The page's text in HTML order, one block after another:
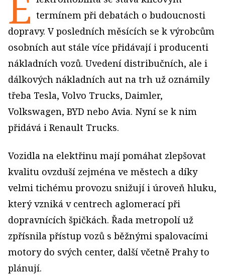
termínem při debatách o budoucnosti
dopravy. V posledních měsících se k výrobcům
osobních aut stále více přidávají i producenti
nákladních vozů. Uvedení distribučních, ale i
dálkových nákladních aut na trh už oznámily
třeba Tesla, Volvo Trucks, Daimler,
Volkswagen, BYD nebo Avia. Nyní se k nim
přidává i Renault Trucks.
Vozidla na elektřinu mají pomáhat zlepšovat
kvalitu ovzduší zejména ve městech a díky
velmi tichému provozu snižují i úroveň hluku,
který vzniká v centrech aglomerací při
dopravnících špičkách. Řada metropolí už
zpřísnila přístup vozů s běžnými spalovacími
motory do svých center, další včetně Prahy to
plánují.